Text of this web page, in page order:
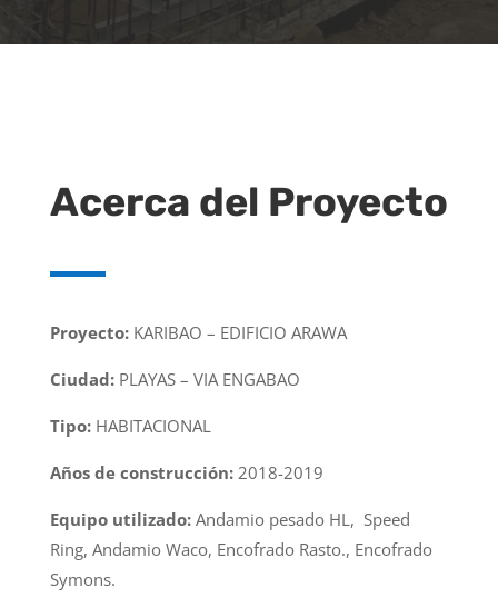
Acerca del Proyecto
Proyecto:KARIBAO – EDIFICIO ARAWA
Ciudad:PLAYAS – VIA ENGABAO
Tipo:HABITACIONAL
Años de construcción:2018-2019
Equipo utilizado:Andamio pesado HL, Speed
Ring, Andamio Waco, Encofrado Rasto., Encofrado
Symons.